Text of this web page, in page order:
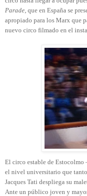
Parade , que en España se
apropiado para los Marx que
nuevo circo filmado en el
El circo estable de Estocolmo
el nivel universitario que tanto
Jacques Tati despliega su
Ante un público joven y